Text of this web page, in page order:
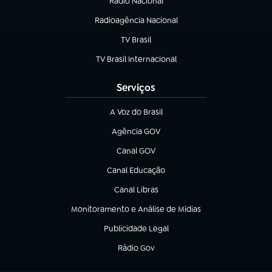
(abre em nova aba)
Radioagência Nacional
(abre em nova aba)
TV Brasil
(abre em nova aba)
TV Brasil Internacional
(abre em nova aba)
Serviços
A Voz do Brasil
(abre em nova aba)
Agência GOV
(abre em nova aba)
Canal GOV
(abre em nova aba)
Canal Educação
(abre em nova aba)
Canal Libras
(abre em nova aba)
Monitoramento e Análise de Mídias
(abre em nova aba)
Publicidade Legal
(abre em nova aba)
Rádio Gov
(abre em nova aba)